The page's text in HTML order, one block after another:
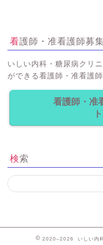
看護師・准看護師募
いしい内科・糖尿病クリニ
ができる看護師・准看護
看護師・准
検索
2020–2026 いしい内